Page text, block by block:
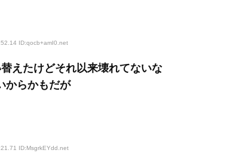
ID:qocb+amI0 .net
えたけどそれ以来壊れてないな
からかもだが
ID:MsgrkEYdd .net